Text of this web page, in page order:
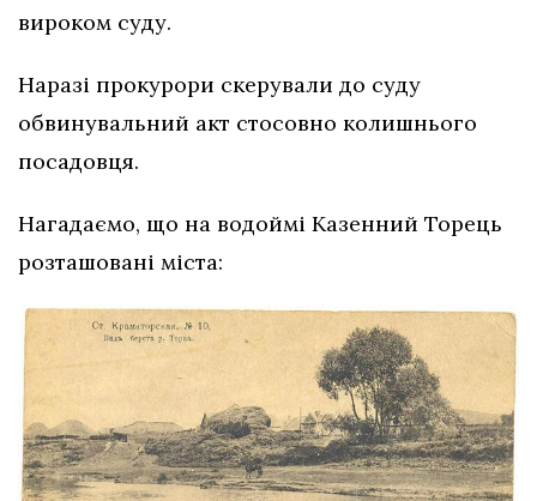
вироком суду.
Наразі прокурори скерували до суду
обвинувальний акт стосовно колишнього
посадовця.
Нагадаємо, що на водоймі Казенний Торець
розташовані міста: